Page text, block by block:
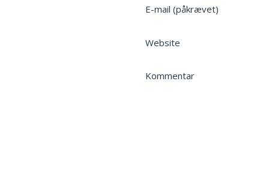
E-mail (påkrævet)
Website
Kommentar